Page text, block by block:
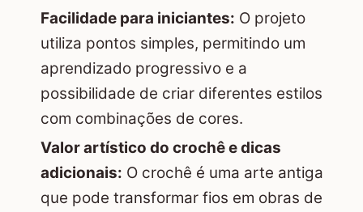
Facilidade para iniciantes: O projeto
utiliza pontos simples, permitindo um
aprendizado progressivo e a
possibilidade de criar diferentes estilos
com combinações de cores.
Valor artístico do crochê e dicas
adicionais: O crochê é uma arte antiga
que pode transformar fios em obras de